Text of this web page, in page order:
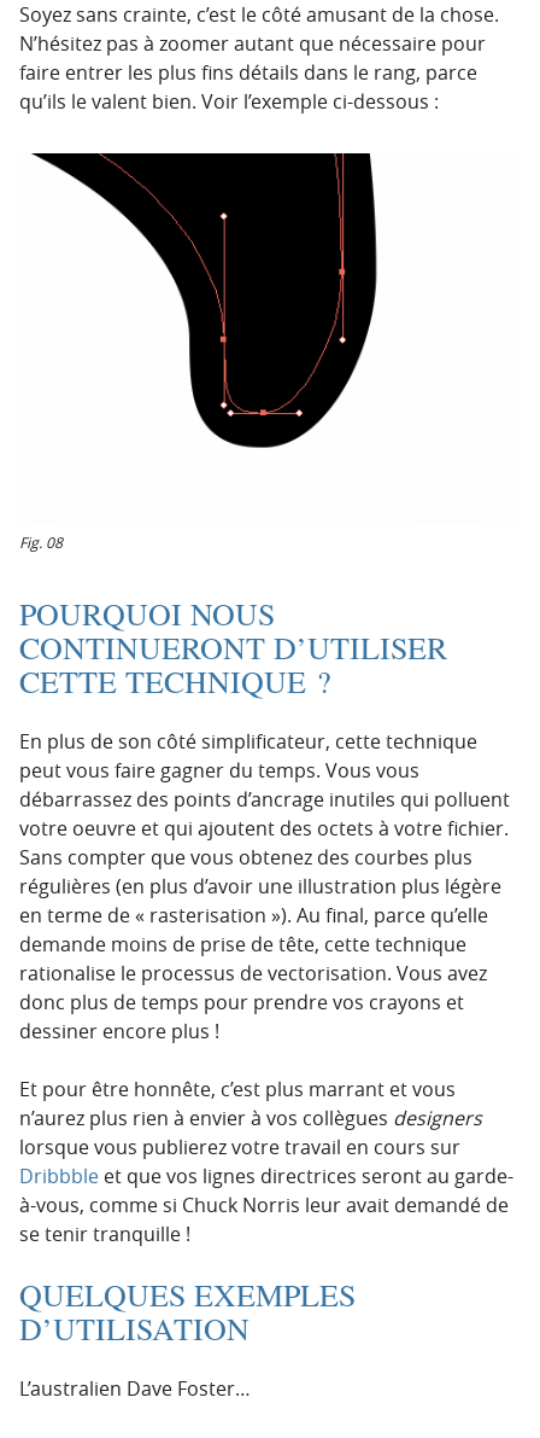
Soyez sans crainte, c’est le côté amusant de la chose.
N’hésitez pas à zoomer autant que nécessaire pour
faire entrer les plus fins détails dans le rang, parce
qu’ils le valent bien. Voir l’exemple ci-dessous :
Fig. 08
POURQUOI NOUS
CONTINUERONT D’UTILISER
CETTE TECHNIQUE ?
En plus de son côté simplificateur, cette technique
peut vous faire gagner du temps. Vous vous
débarrassez des points d’ancrage inutiles qui polluent
votre oeuvre et qui ajoutent des octets à votre fichier.
Sans compter que vous obtenez des courbes plus
régulières (en plus d’avoir une illustration plus légère
en terme de « rasterisation »). Au final, parce qu’elle
demande moins de prise de tête, cette technique
rationalise le processus de vectorisation. Vous avez
donc plus de temps pour prendre vos crayons et
dessiner encore plus !
Et pour être honnête, c’est plus marrant et vous
n’aurez plus rien à envier à vos collègues designers
lorsque vous publierez votre travail en cours sur
Dribbble et que vos lignes directrices seront au garde-
à-vous, comme si Chuck Norris leur avait demandé de
se tenir tranquille !
QUELQUES EXEMPLES
D’UTILISATION
L’australien Dave Foster…